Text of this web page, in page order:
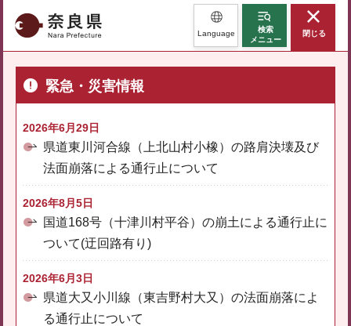
奈良県 Language
検索
メニュー
閉じる
緊急・災害情報
2026年6月29日
県道東川河合線（上北山村小橡）の路肩決壊及び
法面崩落による通行止について
2026年8月5日
国道168号（十津川村平谷）の崩土による通行止に
ついて(迂回路有り)
2026年6月3日
県道大又小川線（東吉野村大又）の法面崩落によ
る通行止について